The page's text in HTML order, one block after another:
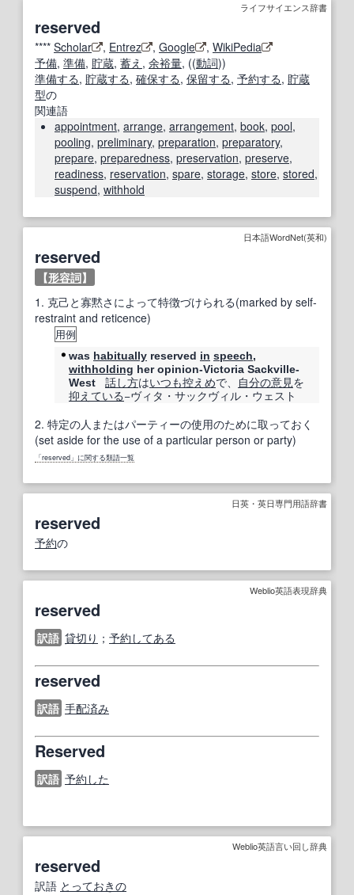
ライフサイエンス辞書
reserved
**** Scholar , Entrez , Google , WikiPedia
予備, 準備, 貯蔵, 蓄え , 余裕量, ((動詞))
準備する, 貯蔵する, 確保する, 保留する, 予約する, 貯蔵
型の
関連語
appointment, arrange, arrangement, book, pool,
pooling, preliminary, preparation, preparatory,
prepare, preparedness, preservation, preserve,
readiness, reservation, spare, storage, store, stored,
suspend, withhold
日本語WordNet(英和)
reserved
【形容詞】
1. 克己と寡黙さによって特徴づけられる(marked by self-
restraint and reticence)
用例
was habitually reserved in speech,
withholding her opinion-Victoria Sackville-
West
話し方はいつも控えめで、 自分の意見を
抑え ている−ヴィタ・サックヴィル・ウェスト
2. 特定の人またはパーティーの使用のために取っておく
(set aside for the use of a particular person or party)
「reserved」に関する類語一覧
日英・英日専門用語辞書
reserved
予約の
Weblio英語表現辞典
reserved
訳語 貸切り ； 予約してある
reserved
訳語 手配済み
Reserved
訳語 予約した
Weblio英語言い回し辞典
reserved
訳語 とっておきの